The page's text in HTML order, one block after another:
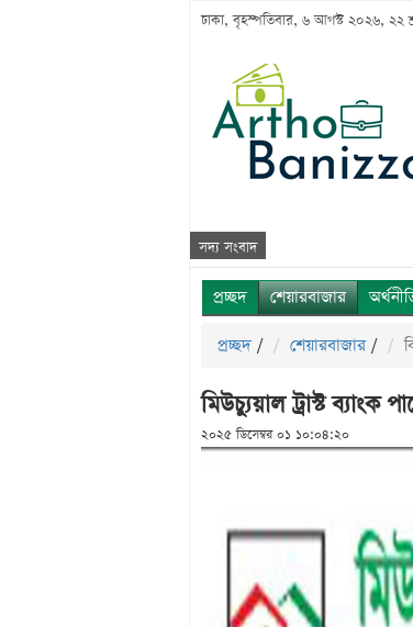
ঢাকা, বৃহস্পতিবার, ৬ আগস্ট ২০২৬, ২২
সদ্য সংবাদ
প্রচ্ছদ শেয়ারবাজার
প্রচ্ছদ / শেয়ারবাজার /
মিউচ্যুয়াল ট্রাস্ট ব্যাংক
২০২৫ ডিসেম্বর ০১ ১০:০৪:২০